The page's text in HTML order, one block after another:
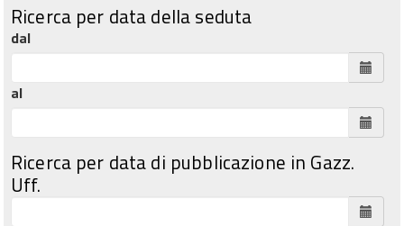
Ricerca per data della seduta
dal
al
Ricerca per data di pubblicazione in Gazz.
Uff.